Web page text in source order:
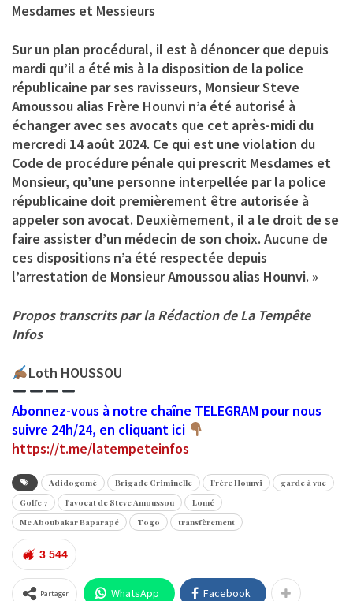
Mesdames et Messieurs
Sur un plan procédural, il est à dénoncer que depuis
mardi qu’il a été mis à la disposition de la police
républicaine par ses ravisseurs, Monsieur Steve
Amoussou alias Frère Hounvi n’a été autorisé à
échanger avec ses avocats que cet après-midi du
mercredi 14 août 2024. Ce qui est une violation du
Code de procédure pénale qui prescrit Mesdames et
Monsieur, qu’une personne interpellée par la police
républicaine doit premièrement être autorisée à
appeler son avocat. Deuxièmement, il a le droit de se
faire assister d’un médecin de son choix. Aucune de
ces dispositions n’a été respectée depuis
l’arrestation de Monsieur Amoussou alias Hounvi. »
Propos transcrits par la Rédaction de La Tempête
Infos
Loth HOUSSOU
Abonnez-vous à notre chaîne TELEGRAM pour nous
suivre 24h/24, en cliquant ici
https://t.me/latempeteinfos
Adidogomè Brigade Criminelle Frère Hounvi
garde à vue
Golfe 7
l'avocat de Steve Amoussou
Lomé
Me Aboubakar Baparapé
Togo transfèrement
3 544
Partager WhatsApp Facebook